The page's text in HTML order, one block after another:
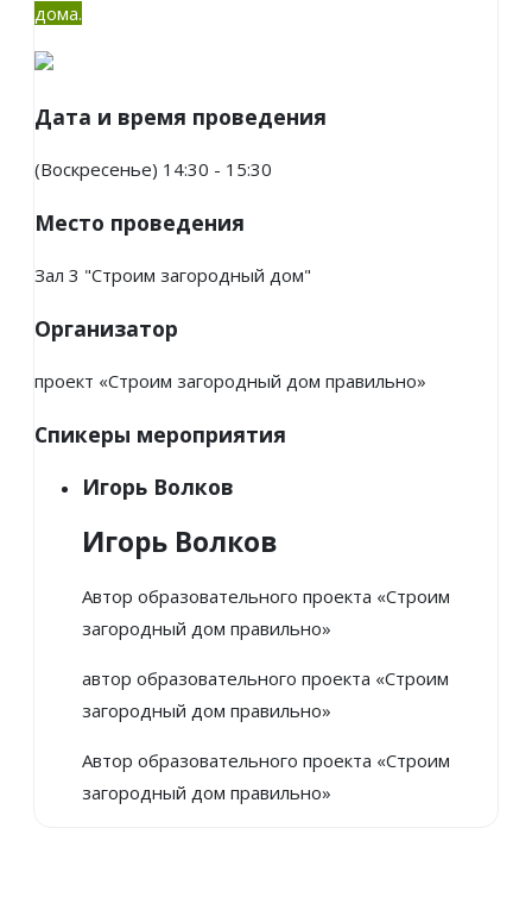
дома.
Дата и время проведения
(Воскресенье) 14:30 - 15:30
Место проведения
Зал 3 "Строим загородный дом"
Организатор
проект «Строим загородный дом правильно»
Спикеры мероприятия
Игорь Волков
Игорь Волков
Автор образовательного проекта «Строим
загородный дом правильно»
автор образовательного проекта «Строим
загородный дом правильно»
Автор образовательного проекта «Строим
загородный дом правильно»